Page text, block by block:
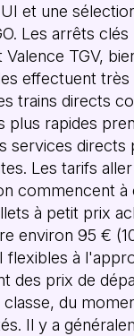
et une
Les arrêts
TGV,
effectuent
trains directs
plus rapides
services directs
Les tarifs
commencent à
à petit prix
environ 95 €
flexibles à
des prix de
du
Il y a